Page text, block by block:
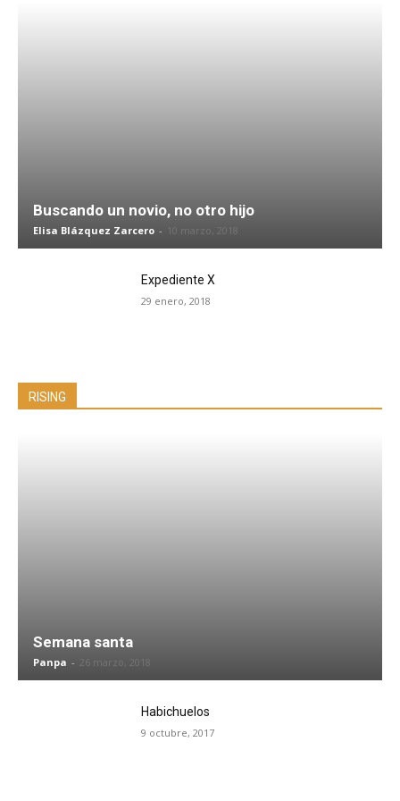
Buscando un novio, no otro hijo
Elisa Blázquez Zarcero - 10 marzo, 2018
Expediente X
29 enero, 2018
RISING
Semana santa
Panpa - 26 marzo, 2018
Habichuelos
9 octubre, 2017